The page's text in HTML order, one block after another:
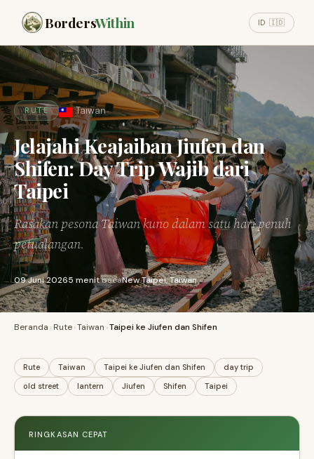
BordersWithin ID 🇮🇩
RUTE Taiwan
Jelajahi Keajaiban Jiufen dan
Shifen: Day Trip Wajib dari
Taipei
Rasakan pesona Taiwan kuno dalam satu hari penuh
petualangan.
09 Juni 20265 menitbacaNew Taipei, Taiwan
Beranda ›Rute›Taiwan ›Taipei ke Jiufen dan Shifen
Rute Taiwan Taipei ke Jiufen dan Shifen
day trip
old street
lantern Jiufen Shifen Taipei
RINGKASAN CEPAT